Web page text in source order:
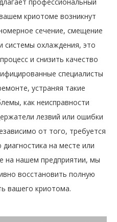
криотоме возникнут
сечение, смещение
системы охлаждения, это
и снизить качество
специалисты
устраняя такие
как неисправности
лезвий или ошибки
от того, требуется
на месте или
на нашем предприятии, мы
восстановить полную
вашего криотома.